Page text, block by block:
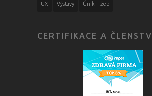
UX Výstavy Únik Tržeb
CERTIFIKACE A ČLENSTVÍ